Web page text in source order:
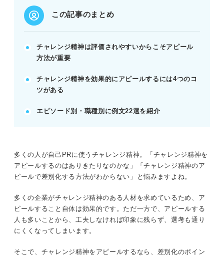
アピールするチャレンジ精神の種類を一貫させる。
計画性や協調性も同時に示し、無鉄砲さを払拭す
継続力がないと誤解されないよう、期間や達成を伝
える。
行動プロセスを語る。
チャレンジ精神は超有効なアピール！ コツを
踏まえて確実な高評価を狙おう
チャレンジ精神のある人材を求める企業は多い
そもそもチャレンジ精神とは
企業が求めるチャレンジ精神とは
※AIの特性上、間違いが含まれている場合があります。記事本文
この記事のまとめ
チャレンジ精神は評価されやすいからこそアピール
方法が重要
チャレンジ精神を効果的にアピールするには4つのコ
ツがある
エピソード別・職種別に例文22選を紹介
多くの人が自己PRに使うチャレンジ精神。「チャレンジ精神を
アピールするのはありきたりなのかな」「チャレンジ精神のア
ピールで差別化する方法がわからない」と悩みますよね。
多くの企業がチャレンジ精神のある人材を求めているため、ア
ピールすること自体は効果的です。ただ一方で、アピールする
人も多いことから、工夫しなければ印象に残らず、選考も通り
にくくなってしまいます。
そこで、チャレンジ精神をアピールするなら、差別化のポイン